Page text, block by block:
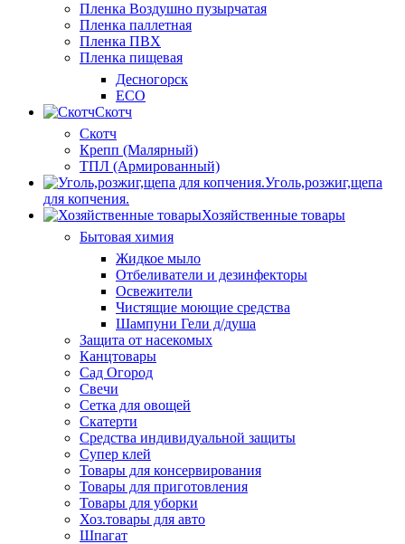
Пленка Воздушно пузырчатая
Пленка паллетная
Пленка ПВХ
Пленка пищевая
Десногорск
ECO
Скотч
Скотч
Крепп (Малярный)
ТПЛ (Армированный)
Уголь,розжиг,щепа
для копчения.
Хозяйственные товары
Бытовая химия
Жидкое мыло
Отбеливатели и дезинфекторы
Освежители
Чистящие моющие средства
Шампуни Гели д/душа
Защита от насекомых
Канцтовары
Сад Огород
Свечи
Сетка для овощей
Скатерти
Средства индивидуальной защиты
Супер клей
Товары для консервирования
Товары для приготовления
Товары для уборки
Хоз.товары для авто
Шпагат